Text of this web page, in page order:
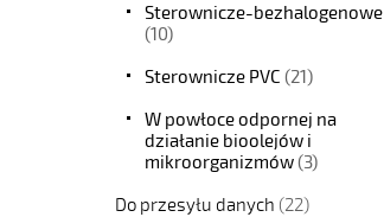
Sterownicze-bezhalogenowe
(10)
Sterownicze PVC (21)
W powłoce odpornej na
działanie bioolejów i
mikroorganizmów(3)
Do przesyłu danych (22)